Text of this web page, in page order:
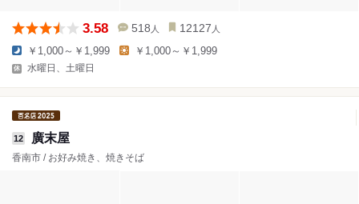
3.58 518 人 12127 人
￥1,000～￥1,999 ￥1,000～￥1,999
水曜日、土曜日
12 廣末屋
香南市 / お好み焼き、焼きそば